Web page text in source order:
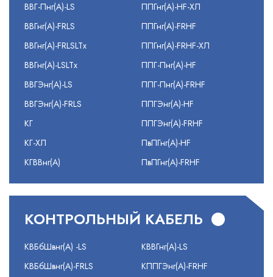
ВВГ-Пнг(А)-LS
ВВГнг(А)-FRLS
ВВГнг(А)-FRLSLTx
ВВГнг(А)-LSLTx
ВВГЭнг(А)-LS
ВВГЭнг(А)-FRLS
КГ
КГ-ХЛ
КГВВнг(А)
ППГнг(А)-HF-ХЛ
ППГнг(А)-FRHF
ППГнг(А)-FRHF-ХЛ
ППГ-Пнг(А)-HF
ППГ-Пнг(А)-FRHF
ППГЭнг(А)-HF
ППГЭнг(А)-FRHF
ПвПГнг(А)-HF
ПвПГнг(А)-FRHF
КОНТРОЛЬНЫЙ КАБЕЛЬ
КВБбШвнг(А) -LS
КВБбШвнг(А)-FRLS
КВВГнг(А)-LS
КППГЭнг(А)-FRHF